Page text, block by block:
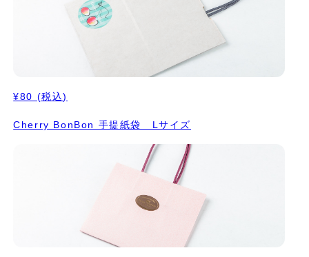
¥80 (税込)
Cherry BonBon 手提紙袋 Lサイズ